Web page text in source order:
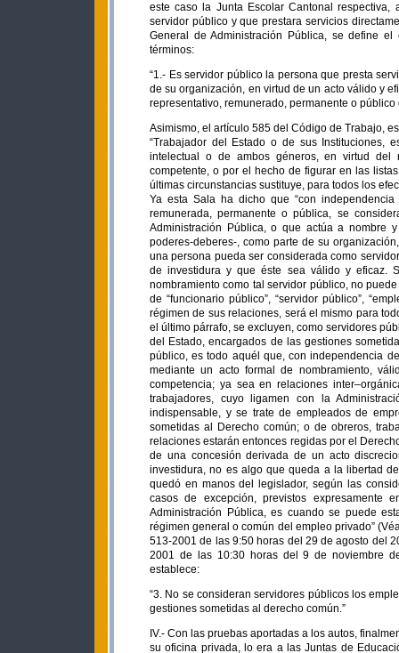
este caso la Junta Escolar Cantonal
servidor público y que prestara servicios
General de Administración Pública, se define
términos:
“1.- Es servidor público la persona que presta
de su organización, en virtud de un acto válido y
representativo, remunerado, permanente o público
Asimismo, el artículo 585 del Código de Trabajo,
“Trabajador del Estado o de sus Instituciones,
intelectual o de ambos géneros, en virtud del
competente, o por el hecho de figurar en las
últimas circunstancias sustituye, para todos los
Ya esta Sala ha dicho que “con
remunerada, permanente o pública, se
Administración Pública, o que actúa a nombre
poderes-deberes-, como parte de su
una persona pueda ser considerada como
de investidura y que éste sea válido y eficaz.
nombramiento como tal servidor público, no
de “funcionario público”, “servidor público”,
régimen de sus relaciones, será el mismo para
el último párrafo, se excluyen, como servidores
del Estado, encargados de las gestiones
público, es todo aquél que, con independencia
mediante un acto formal de nombramiento,
competencia; ya sea en relaciones
trabajadores, cuyo ligamen con la
indispensable, y se trate de empleados de
sometidas al Derecho común; o de obreros,
relaciones estarán entonces regidas por el
de una concesión derivada de un acto
investidura, no es algo que queda a la libertad
quedó en manos del legislador, según las
casos de excepción, previstos
Administración Pública, es cuando se puede
régimen general o común del empleo privado”
513-2001 de las 9:50 horas del 29 de agosto del
2001 de las 10:30 horas del 9 de noviembre
establece:
“3. No se consideran servidores públicos los
gestiones sometidas al derecho común.”
IV.- Con las pruebas aportadas a los autos,
su oficina privada, lo era a las Juntas de